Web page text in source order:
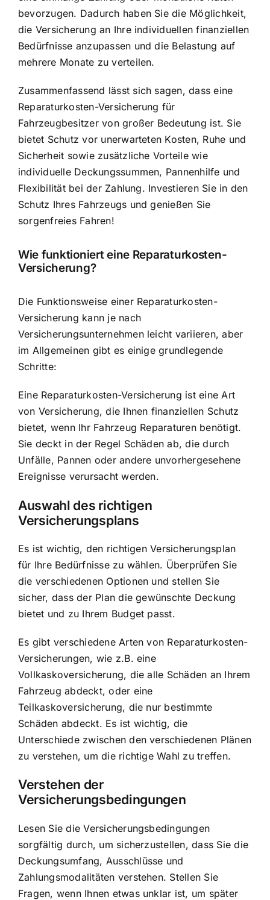
bevorzugen. Dadurch haben Sie die Möglichkeit,
die Versicherung an Ihre individuellen finanziellen
Bedürfnisse anzupassen und die Belastung auf
mehrere Monate zu verteilen.
Zusammenfassend lässt sich sagen, dass eine
Reparaturkosten-Versicherung für
Fahrzeugbesitzer von großer Bedeutung ist. Sie
bietet Schutz vor unerwarteten Kosten, Ruhe und
Sicherheit sowie zusätzliche Vorteile wie
individuelle Deckungssummen, Pannenhilfe und
Flexibilität bei der Zahlung. Investieren Sie in den
Schutz Ihres Fahrzeugs und genießen Sie
sorgenfreies Fahren!
Wie funktioniert eine Reparaturkosten-
Versicherung?
Die Funktionsweise einer Reparaturkosten-
Versicherung kann je nach
Versicherungsunternehmen leicht variieren, aber
im Allgemeinen gibt es einige grundlegende
Schritte:
Eine Reparaturkosten-Versicherung ist eine Art
von Versicherung, die Ihnen finanziellen Schutz
bietet, wenn Ihr Fahrzeug Reparaturen benötigt.
Sie deckt in der Regel Schäden ab, die durch
Unfälle, Pannen oder andere unvorhergesehene
Ereignisse verursacht werden.
Auswahl des richtigen
Versicherungsplans
Es ist wichtig, den richtigen Versicherungsplan
für Ihre Bedürfnisse zu wählen. Überprüfen Sie
die verschiedenen Optionen und stellen Sie
sicher, dass der Plan die gewünschte Deckung
bietet und zu Ihrem Budget passt.
Es gibt verschiedene Arten von Reparaturkosten-
Versicherungen, wie z.B. eine
Vollkaskoversicherung, die alle Schäden an Ihrem
Fahrzeug abdeckt, oder eine
Teilkaskoversicherung, die nur bestimmte
Schäden abdeckt. Es ist wichtig, die
Unterschiede zwischen den verschiedenen Plänen
zu verstehen, um die richtige Wahl zu treffen.
Verstehen der
Versicherungsbedingungen
Lesen Sie die Versicherungsbedingungen
sorgfältig durch, um sicherzustellen, dass Sie die
Deckungsumfang, Ausschlüsse und
Zahlungsmodalitäten verstehen. Stellen Sie
Fragen, wenn Ihnen etwas unklar ist, um später